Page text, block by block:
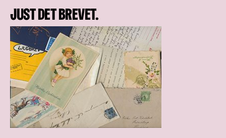
Just det brevet.